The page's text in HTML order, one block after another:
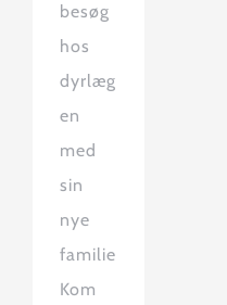
besøg
hos
dyrlæg
en
med
sin
nye
familie
Kom